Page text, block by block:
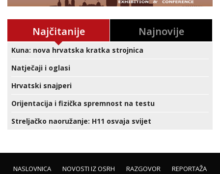
Najčitanije Najnovije
Kuna: nova hrvatska kratka strojnica
Natječaji i oglasi
Hrvatski snajperi
Orijentacija i fizička spremnost na testu
Streljačko naoružanje: H11 osvaja svijet
NASLOVNICA NOVOSTI IZ OSRH RAZGOVOR
REPORTAŽA